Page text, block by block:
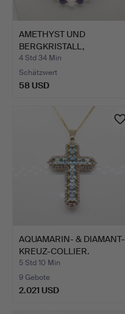
AMETHYST UND
BERGKRISTALL,
VERGOLDETE META…
4 Std 34 Min
Schätzwert
58 USD
AQUAMARIN- & DIAMANT-
KREUZ-COLLIER.
5 Std 10 Min
9 Gebote
2.021 USD